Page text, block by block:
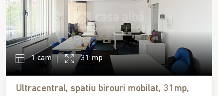
1 cam 31 mp
Ultracentral, spatiu birouri mobilat, 31mp,